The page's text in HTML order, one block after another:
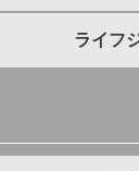
ライフ